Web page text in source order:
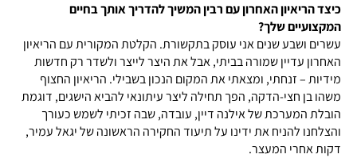
כיצד הריאיון האחרון עם רבין המשיך להדריך אותך בחיים
המקצועיים שלך?
עשרים ושבע שנים אני עוסק בתקשורת. הקלטת המקורית עם הריאיון
האחרון עדיין שמורה בביתי, אבל את היצר לייצר ולשדר רק חדשות
מידיות – זנחתי, ומצאתי את המקום הנכון בשבילי. הריאיון החצוף
משהו בן חצי-הדקה, הפך תחילה ליצר עיתונאי להביא הישגים, דוגמת
הובלת המערכת של אילנה דיין, עובדה, שבה זכיתי לשמש כעורך
והצלחנו להניח את ידינו על תיעוד החקירה הראשונה של יגאל עמיר,
דקות אחרי המעצר.